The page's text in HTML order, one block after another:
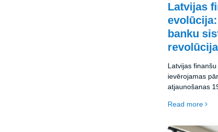
Latvijas
banku
Latvijas
ievērojamas
atjaunošanas
finanšu
rakstā
Read more